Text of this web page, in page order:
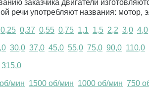
заказчика двигатели
речи употребляют названия: мотор,
0,25 0,37 0,55 0,75 1,1 1,5 2,2 3,0 4,0
30,0 37,0 45,0 55,0 75,0 90,0 110,0
315,0
мин 1500 об/мин 1000 об/мин 750